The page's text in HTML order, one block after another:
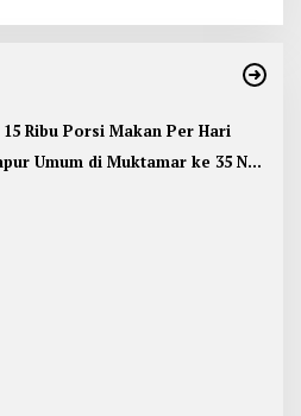
Ribu Porsi Makan Per Hari
Umum di Muktamar ke 35 NU